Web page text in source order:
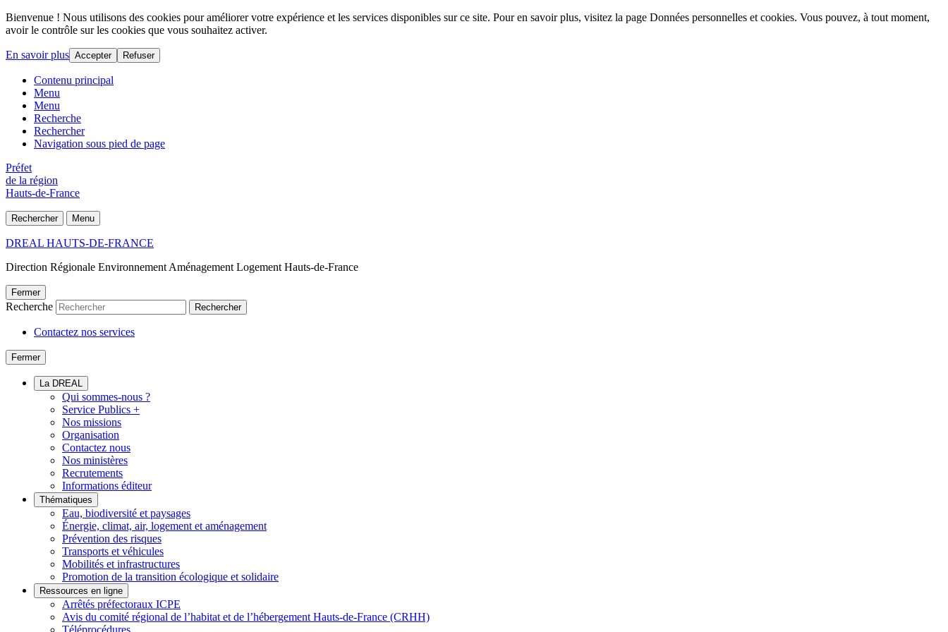
Bienvenue ! Nous utilisons des cookies pour améliorer votre expérience et les services disponibles sur ce site. Pour en savoir plus, visitez la page Données personnelles et cookies. Vous pouvez, à tout moment,
avoir le contrôle sur les cookies que vous souhaitez activer.
En savoir plus Accepter Refuser
Contenu principal
Menu
Menu
Recherche
Rechercher
Navigation sous pied de page
Préfet
de la région
Hauts-de-France
Rechercher Menu
DREAL HAUTS-DE-FRANCE
Direction Régionale Environnement Aménagement Logement Hauts-de-France
Fermer
Recherche Rechercher
Contactez nos services
Fermer
La DREAL
Qui sommes-nous ?
Service Publics +
Nos missions
Organisation
Contactez nous
Nos ministères
Recrutements
Informations éditeur
Thématiques
Eau, biodiversité et paysages
Énergie, climat, air, logement et aménagement
Prévention des risques
Transports et véhicules
Mobilités et infrastructures
Promotion de la transition écologique et solidaire
Ressources en ligne
Arrêtés préfectoraux ICPE
Avis du comité régional de l’habitat et de l’hébergement Hauts-de-France (CRHH)
Téléprocédures